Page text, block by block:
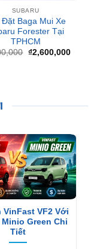
TPHCM
Giá
gốc
là:
₫2,900,000.
₫2,600,000
VinFast VF2 Với
Green Chi
Tiết
XEM THÊM